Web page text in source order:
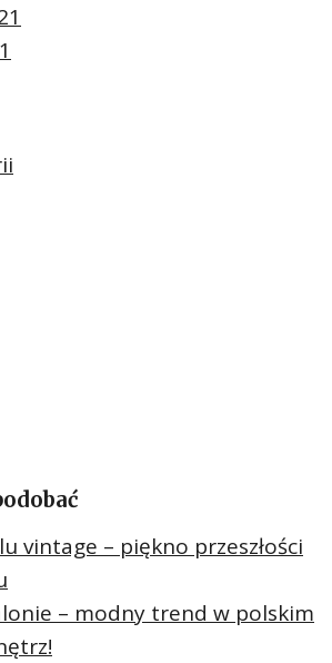
vintage – piękno przeszłości
– modny trend w polskim